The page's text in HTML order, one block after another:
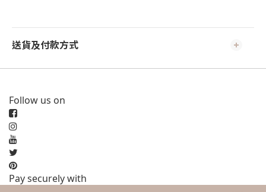
送貨及付款方式
Follow us on
Pay securely with